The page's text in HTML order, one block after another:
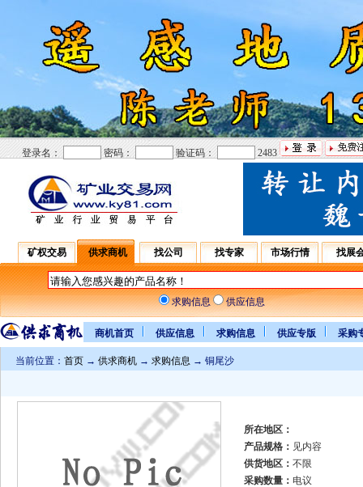
登录名： 密码： 验证码： 2483
矿权交易 供求商机 找公司 找专家 市场行情 找展
求购信息 供应信息
商机首页 供应信息 求购信息 供应专版 采购
当前位置： 首页 → 供求商机 → 求购信息 → 铜尾沙
所在地区：
产品规格： 见内容
供货地区： 不限
采购数量： 电议